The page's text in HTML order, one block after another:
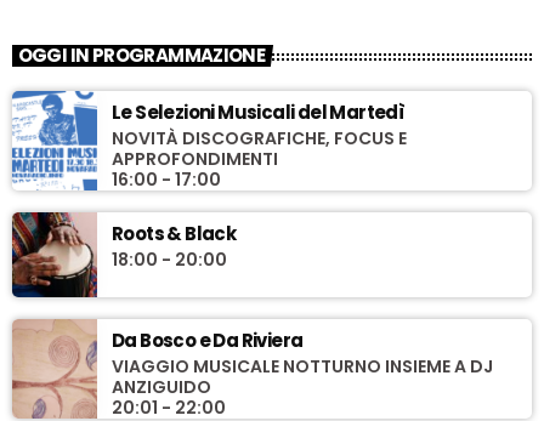
OGGI IN PROGRAMMAZIONE
Le Selezioni Musicali del Martedì
NOVITÀ DISCOGRAFICHE, FOCUS E
APPROFONDIMENTI
16:00 - 17:00
Roots & Black
18:00 - 20:00
Da Bosco e Da Riviera
VIAGGIO MUSICALE NOTTURNO INSIEME A DJ
ANZIGUIDO
20:01 - 22:00